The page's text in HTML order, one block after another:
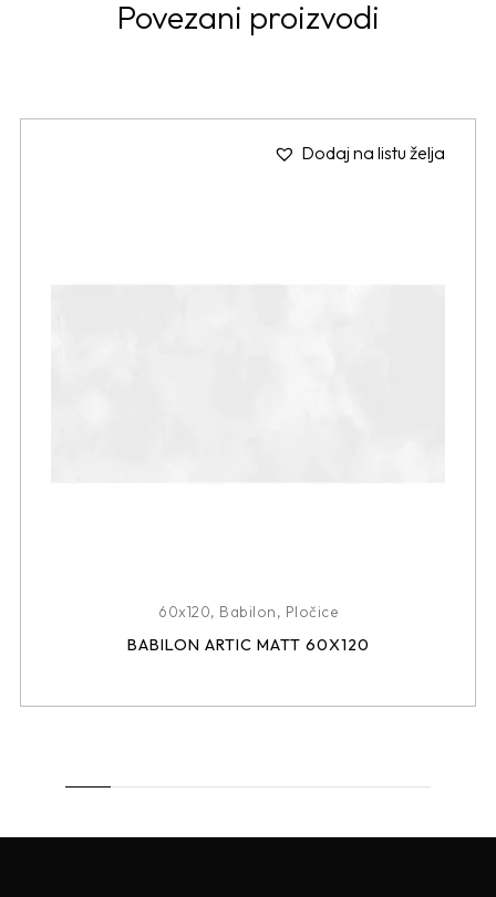
Povezani proizvodi
Dodaj na listu želja
60x120, Babilon, Pločice
BABILON ARTIC MATT 60X120